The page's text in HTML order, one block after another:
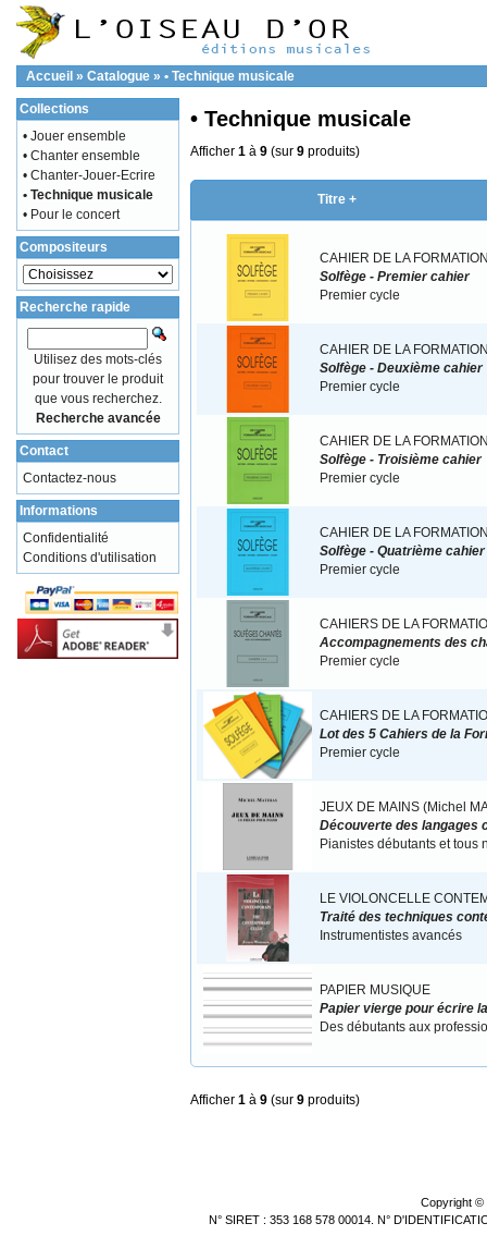
Accueil » Catalogue » • Technique musicale
• Technique musicale
Afficher 1 à 9 (sur 9 produits)
Titre +
CAHIER DE LA
Solfège - Premier cahier
Premier cycle
CAHIER DE LA
Solfège - Deuxième cahier
Premier cycle
CAHIER DE LA
Solfège - Troisième cahier
Premier cycle
CAHIER DE LA
Solfège - Quatrième cahier
Premier cycle
CAHIERS DE LA
Accompagnements des
Premier cycle
CAHIERS DE LA
Lot des 5 Cahiers de la
Premier cycle
JEUX DE MAINS (Michel
Découverte des langages
Pianistes débutants et tous
LE VIOLONCELLE
Traité des techniques
Instrumentistes avancés
PAPIER MUSIQUE
Papier vierge pour écrire
Des débutants aux
Afficher 1 à 9 (sur 9 produits)
Collections
• Jouer ensemble
• Chanter ensemble
• Chanter-Jouer-Ecrire
• Technique musicale
• Pour le concert
Compositeurs
Recherche rapide
Utilisez des mots-clés
pour trouver le produit
que vous recherchez.
Recherche avancée
Contact
Contactez-nous
Informations
Confidentialité
Conditions d'utilisation
Copyright ©
N° SIRET : 353 168 578 00014. N°